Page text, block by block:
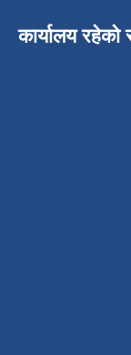
कार्यालय रहेको